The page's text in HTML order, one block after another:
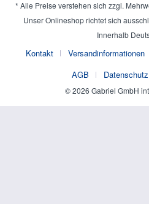
* Alle Preise verstehen sich zzgl.
Unser Onlineshop richtet sich
Innerhalb
Kontakt Versandinformationen
AGB
Datenschutz
© 2026 Gabriel GmbH